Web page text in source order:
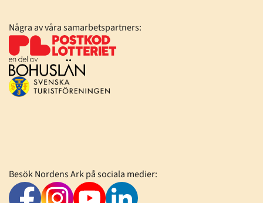
Några av våra samarbetspartners:
Besök Nordens Ark på sociala medier: